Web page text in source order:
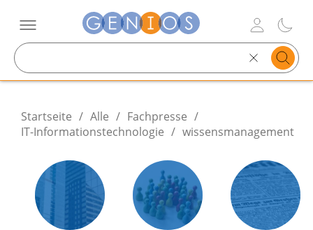
text
Startseite / Alle / Fachpresse /
IT-Informationstechnologie / wissensmanagement